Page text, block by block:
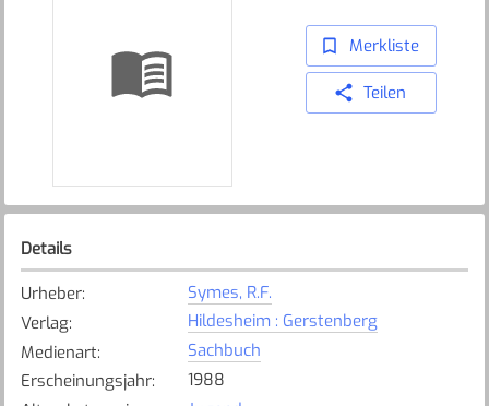
Merkliste
Teilen
Details
Urheber:
Symes, R.F.
Verlag:
Hildesheim : Gerstenberg
Medienart:
Sachbuch
Erscheinungsjahr:
1988